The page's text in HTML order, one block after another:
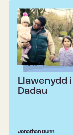
Llawenydd i
Dadau
Jonathan Dunn